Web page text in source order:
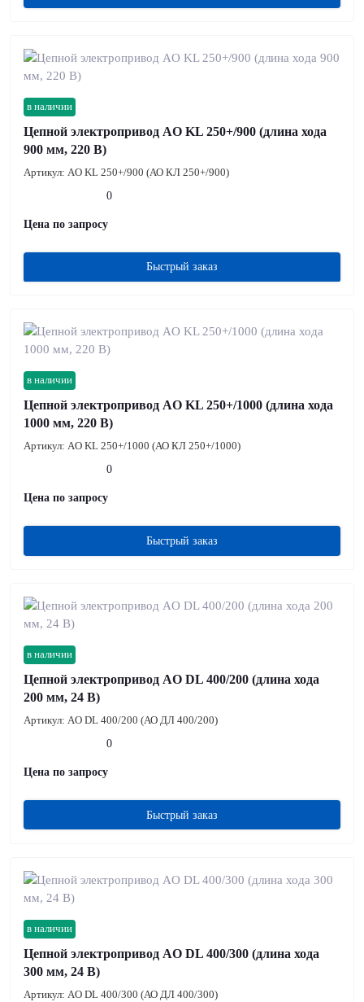
в наличии
Цепной электропривод AO KL 250+/900 (длина хода
900 мм, 220 В)
Артикул: AO KL 250+/900 (АО КЛ 250+/900)
0
Цена по запросу
Быстрый заказ
в наличии
Цепной электропривод AO KL 250+/1000 (длина хода
1000 мм, 220 В)
Артикул: AO KL 250+/1000 (АО КЛ 250+/1000)
0
Цена по запросу
Быстрый заказ
в наличии
Цепной электропривод AO DL 400/200 (длина хода
200 мм, 24 В)
Артикул: AO DL 400/200 (АО ДЛ 400/200)
0
Цена по запросу
Быстрый заказ
в наличии
Цепной электропривод AO DL 400/300 (длина хода
300 мм, 24 В)
Артикул: AO DL 400/300 (АО ДЛ 400/300)